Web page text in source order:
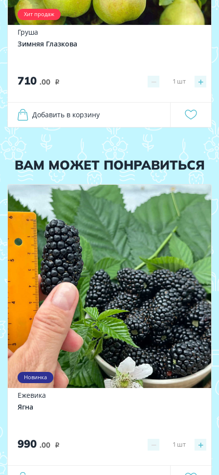
Хит продаж
Груша
Зимняя Глазкова
710 .00 i − +
1 шт
Добавить в корзину
ВАМ МОЖЕТ ПОНРАВИТЬСЯ
Новинка
Ежевика
Ягна
990 .00 i − +
1 шт